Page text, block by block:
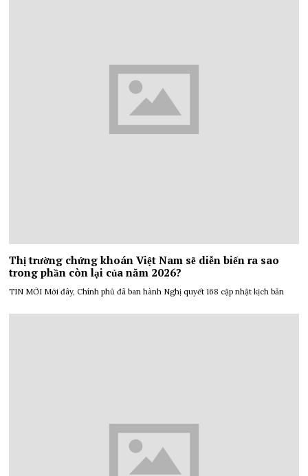
Thị trường chứng khoán Việt Nam sẽ diễn biến ra sao
trong phần còn lại của năm 2026?
TIN MỚI Mới đây, Chính phủ đã ban hành Nghị quyết 168 cập nhật kịch bản